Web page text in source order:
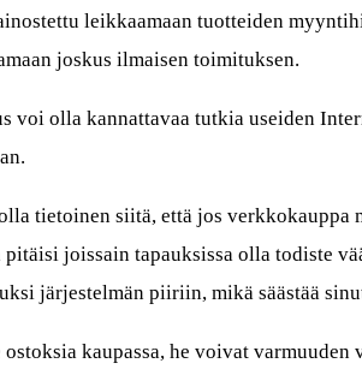
leikkaamaan tuotteiden
joskus ilmaisen toimituksen.
voi olla kannattavaa tutkia useiden
tietoinen siitä, että jos
joissain tapauksissa olla todiste
järjestelmän piiriin, mikä säästää
kaupassa, he voivat